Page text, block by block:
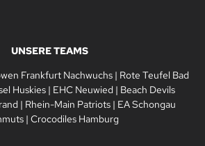
UNSERE TEAMS
Frankfurt Nachwuchs | Rote Teufel Bad
Huskies | EHC Neuwied | Beach Devils
| Rhein-Main Patriots| EA Schongau
| Crocodiles Hamburg